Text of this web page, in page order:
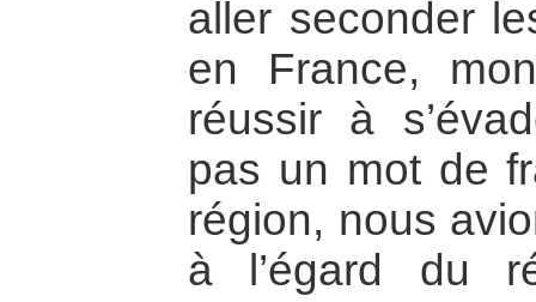
aller seconder
en France,
réussir à
pas un mot de
région, nous
à l’égard du